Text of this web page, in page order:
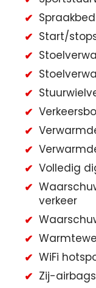
Start/
Volledig
verkeer
WiFi
Zij-